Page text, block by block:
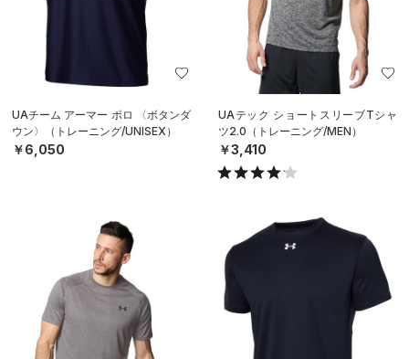
UAチーム アーマー ポロ 〈ボタンダ
ウン〉（トレーニング/UNISEX）
￥6,050
UAテック ショートスリーブTシャ
ツ2.0（トレーニング/MEN）
￥3,410